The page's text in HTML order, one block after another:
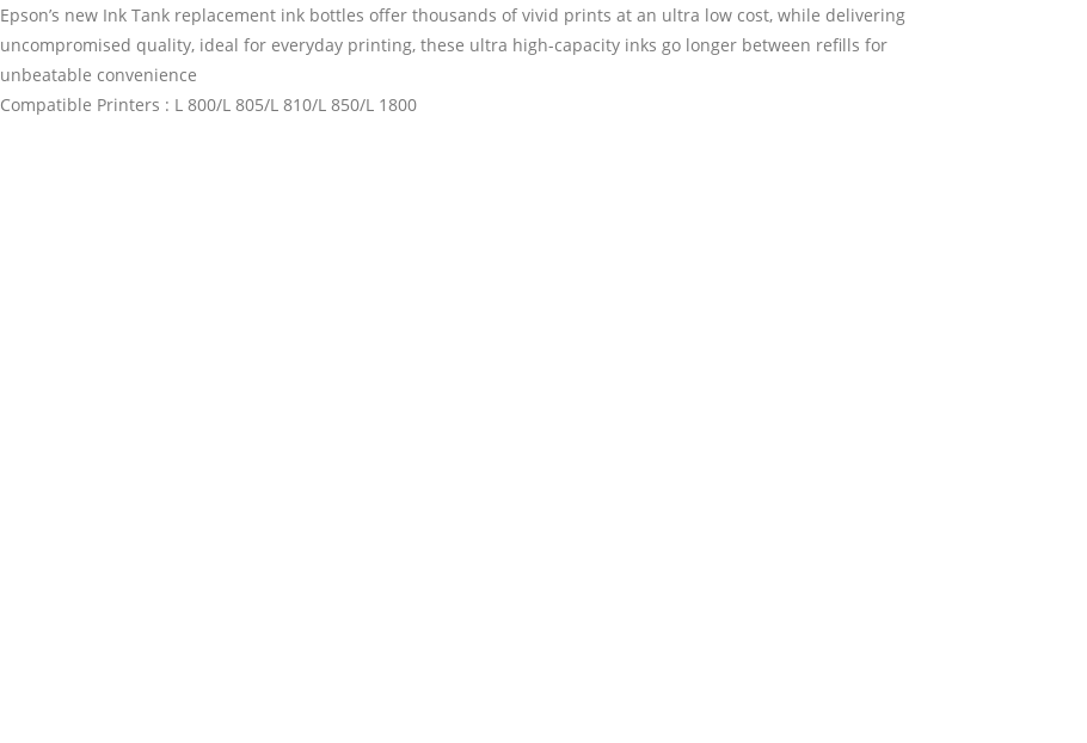
Epson’s new Ink Tank replacement ink bottles offer thousands of vivid prints at an ultra low cost, while delivering
uncompromised quality, ideal for everyday printing, these ultra high-capacity inks go longer between refills for
unbeatable convenience
Compatible Printers : L 800/L 805/L 810/L 850/L 1800